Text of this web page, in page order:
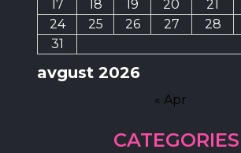
avgust 2026
17 18 19 20 21
24
25 26 27 28
31
« Apr
CATEGORIES